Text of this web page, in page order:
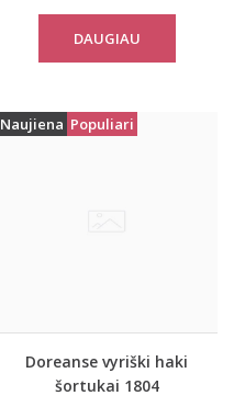
DAUGIAU
Naujiena Populiari
Doreanse vyriški haki
šortukai 1804